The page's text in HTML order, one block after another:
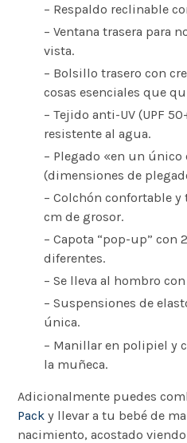
– Respaldo reclinable
– Ventana trasera para
vista.
– Bolsillo trasero con
cosas esenciales que
– Tejido anti-UV (UPF
resistente al agua.
– Plegado «en un
(dimensiones de
– Colchón confortable
cm de grosor.
– Capota “pop-up” con
diferentes.
– Se lleva al hombro
– Suspensiones de
única.
– Manillar en polipiel y
la muñeca.
Adicionalmente puedes
Pack y llevar a tu bebé de
nacimiento, acostado